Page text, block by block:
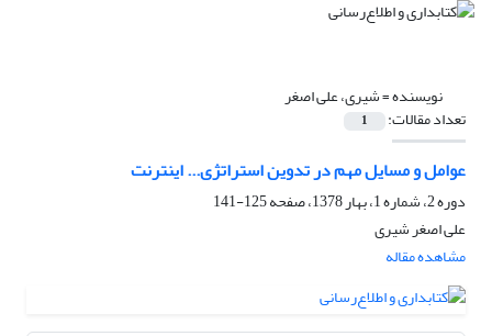
نویسنده =شیری، علی اصغر
تعداد مقالات: 1
عوامل و مسایل مهم در تدوین استراتژی... اینترنت
دوره 2، شماره 1، بهار 1378، صفحه
125-141
علی اصغر شیری
مشاهده مقاله